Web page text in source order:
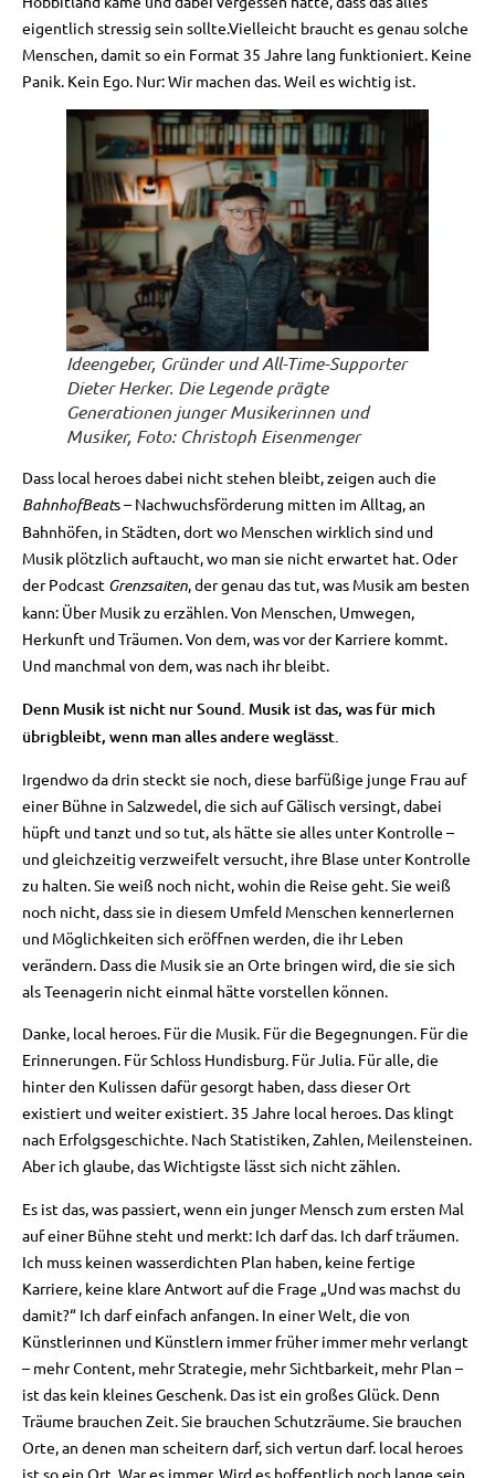
eigentlich stressig sein sollte.Vielleicht braucht es genau solche
Menschen, damit so ein Format 35 Jahre lang funktioniert. Keine
Panik. Kein Ego. Nur: Wir machen das. Weil es wichtig ist.
Ideengeber, Gründer und All-Time-Supporter
Dieter Herker. Die Legende prägte
Generationen junger Musikerinnen und
Musiker, Foto: Christoph Eisenmenger
Dass local heroes dabei nicht stehen bleibt, zeigen auch die
BahnhofBeats – Nachwuchsförderung mitten im Alltag, an
Bahnhöfen, in Städten, dort wo Menschen wirklich sind und
Musik plötzlich auftaucht, wo man sie nicht erwartet hat. Oder
der Podcast Grenzsaiten, der genau das tut, was Musik am besten
kann: Über Musik zu erzählen. Von Menschen, Umwegen,
Herkunft und Träumen. Von dem, was vor der Karriere kommt.
Und manchmal von dem, was nach ihr bleibt.
Denn Musik ist nicht nur Sound. Musik ist das, was für mich
übrigbleibt, wenn man alles andere weglässt.
Irgendwo da drin steckt sie noch, diese barfüßige junge Frau auf
einer Bühne in Salzwedel, die sich auf Gälisch versingt, dabei
hüpft und tanzt und so tut, als hätte sie alles unter Kontrolle –
und gleichzeitig verzweifelt versucht, ihre Blase unter Kontrolle
zu halten. Sie weiß noch nicht, wohin die Reise geht. Sie weiß
noch nicht, dass sie in diesem Umfeld Menschen kennerlernen
und Möglichkeiten sich eröffnen werden, die ihr Leben
verändern. Dass die Musik sie an Orte bringen wird, die sie sich
als Teenagerin nicht einmal hätte vorstellen können.
Danke, local heroes. Für die Musik. Für die Begegnungen. Für die
Erinnerungen. Für Schloss Hundisburg. Für Julia. Für alle, die
hinter den Kulissen dafür gesorgt haben, dass dieser Ort
existiert und weiter existiert. 35 Jahre local heroes. Das klingt
nach Erfolgsgeschichte. Nach Statistiken, Zahlen, Meilensteinen.
Aber ich glaube, das Wichtigste lässt sich nicht zählen.
Es ist das, was passiert, wenn ein junger Mensch zum ersten Mal
auf einer Bühne steht und merkt: Ich darf das. Ich darf träumen.
Ich muss keinen wasserdichten Plan haben, keine fertige
Karriere, keine klare Antwort auf die Frage „Und was machst du
damit?“ Ich darf einfach anfangen. In einer Welt, die von
Künstlerinnen und Künstlern immer früher immer mehr verlangt
– mehr Content, mehr Strategie, mehr Sichtbarkeit, mehr Plan –
ist das kein kleines Geschenk. Das ist ein großes Glück. Denn
Träume brauchen Zeit. Sie brauchen Schutzräume. Sie brauchen
Orte, an denen man scheitern darf, sich vertun darf. local heroes
ist so ein Ort. War es immer. Wird es hoffentlich noch lange sein.